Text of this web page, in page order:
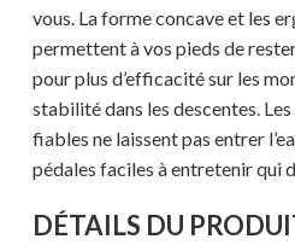
vous. La forme concave et les
permettent à vos pieds de
pour plus d’efficacité sur les
stabilité dans les descentes.
fiables ne laissent pas entrer
pédales faciles à entretenir qui
DÉTAILS DU